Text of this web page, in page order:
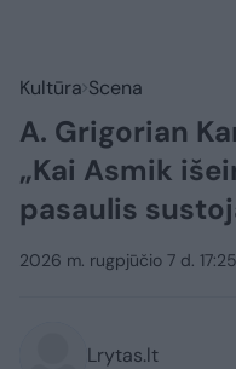
Kultūra Scena
A. Grigorian
„Kai Asmik
pasaulis
2026 m. rugpjūčio 7 d. 17:25
Lrytas.lt